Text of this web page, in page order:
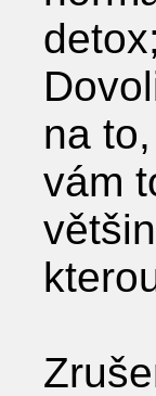
na
vám